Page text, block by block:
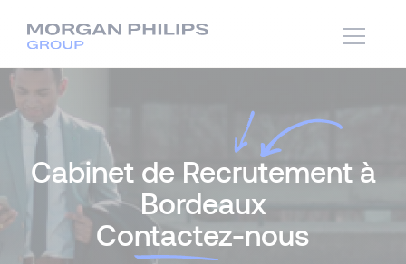
Cabinet de Recrutement à
Bordeaux
Contactez-nous